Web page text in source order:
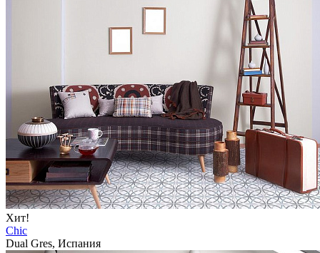
Хит!
Chic
Dual Gres, Испания